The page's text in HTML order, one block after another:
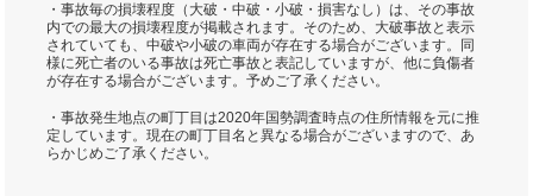
・事故毎の損壊程度（大破・中破・小破・損害なし）は、その事故
内での最大の損壊程度が掲載されます。そのため、大破事故と表示
されていても、中破や小破の車両が存在する場合がございます。同
様に死亡者のいる事故は死亡事故と表記していますが、他に負傷者
が存在する場合がございます。予めご了承ください。
・事故発生地点の町丁目は2020年国勢調査時点の住所情報を元に推
定しています。現在の町丁目名と異なる場合がございますので、あ
らかじめご了承ください。